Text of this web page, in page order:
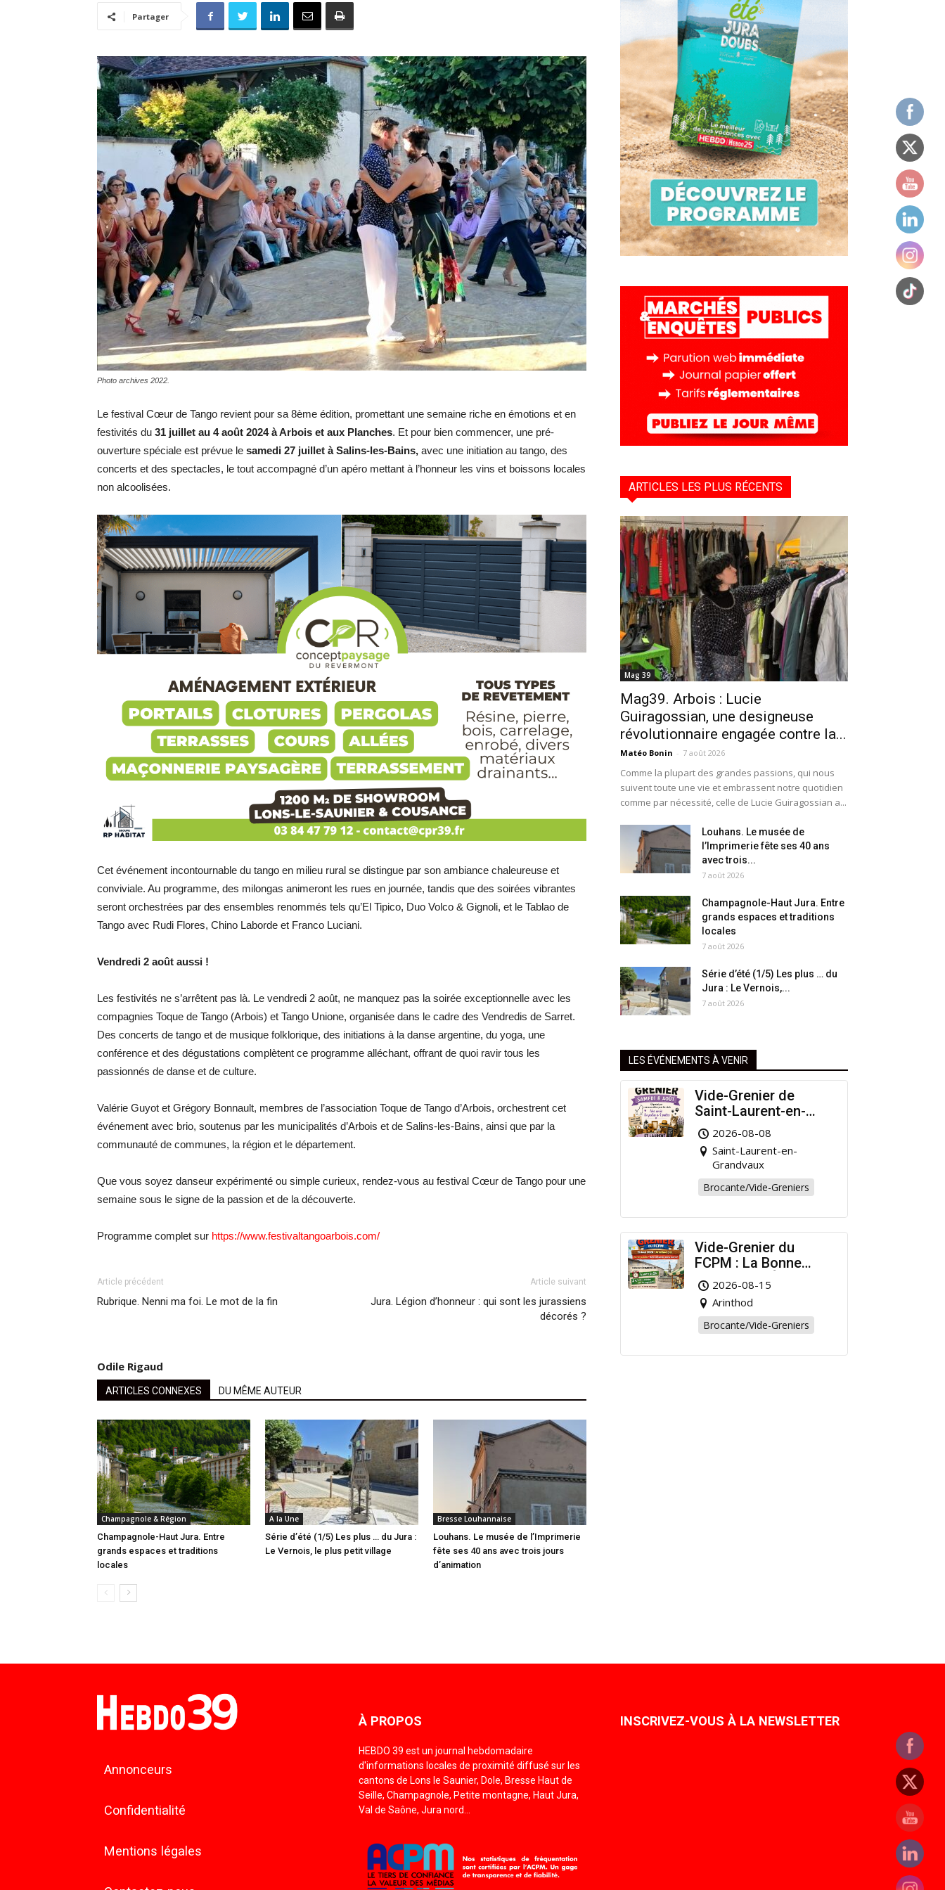
l'info
locale
–
Partager
Photo archives 2022.
Le festival Cœur de Tango revient pour sa 8ème édition, promettant une semaine riche en émotions et en
festivités du 31 juillet au 4 août 2024 à Arbois et aux Planches. Et pour bien commencer, une pré-
ouverture spéciale est prévue le samedi 27 juillet à Salins-les-Bains, avec une initiation au tango, des
concerts et des spectacles, le tout accompagné d’un apéro mettant à l’honneur les vins et boissons locales
non alcoolisées.
Cet événement incontournable du tango en milieu rural se distingue par son ambiance chaleureuse et
conviviale. Au programme, des milongas animeront les rues en journée, tandis que des soirées vibrantes
seront orchestrées par des ensembles renommés tels qu’El Tipico, Duo Volco & Gignoli, et le Tablao de
Tango avec Rudi Flores, Chino Laborde et Franco Luciani.
Vendredi 2 août aussi !
Les festivités ne s’arrêtent pas là. Le vendredi 2 août, ne manquez pas la soirée exceptionnelle avec les
compagnies Toque de Tango (Arbois) et Tango Unione, organisée dans le cadre des Vendredis de Sarret.
Des concerts de tango et de musique folklorique, des initiations à la danse argentine, du yoga, une
conférence et des dégustations complètent ce programme alléchant, offrant de quoi ravir tous les
passionnés de danse et de culture.
Valérie Guyot et Grégory Bonnault, membres de l’association Toque de Tango d’Arbois, orchestrent cet
événement avec brio, soutenus par les municipalités d’Arbois et de Salins-les-Bains, ainsi que par la
communauté de communes, la région et le département.
Que vous soyez danseur expérimenté ou simple curieux, rendez-vous au festival Cœur de Tango pour une
semaine sous le signe de la passion et de la découverte.
Programme complet sur https://www.festivaltangoarbois.com/
Article précédent
Rubrique. Nenni ma foi. Le mot de la fin
Article suivant
Jura. Légion d’honneur : qui sont les jurassiens
décorés ?
Odile Rigaud
ARTICLES CONNEXES DU MÊME AUTEUR
Champagnole & Région
Champagnole-Haut Jura. Entre
grands espaces et traditions
locales
A la Une
Série d’été (1/5) Les plus … du Jura :
Le Vernois, le plus petit village
Bresse Louhannaise
Louhans. Le musée de l’Imprimerie
fête ses 40 ans avec trois jours
d’animation
ARTICLES LES PLUS RÉCENTS
Mag 39
Mag39. Arbois : Lucie
Guiragossian, une designeuse
révolutionnaire engagée contre la...
Matéo Bonin - 7 août 2026
Comme la plupart des grandes passions, qui nous
suivent toute une vie et embrassent notre quotidien
comme par nécessité, celle de Lucie Guiragossian a...
Louhans. Le musée de
l’Imprimerie fête ses 40 ans
avec trois...
7 août 2026
Champagnole-Haut Jura. Entre
grands espaces et traditions
locales
7 août 2026
Série d’été (1/5) Les plus … du
Jura : Le Vernois,...
7 août 2026
LES ÉVÉNEMENTS À VENIR
Vide-Grenier de
Saint-Laurent-en-
Grandvaux : Venez
chiner pour la bonne
cause !
2026-08-08
Saint-Laurent-en-
Grandvaux
Brocante/Vide-Greniers
Vide-Grenier du
FCPM : La Bonne
Affaire de l’Été à
Arinthod !
2026-08-15
Arinthod
Brocante/Vide-Greniers